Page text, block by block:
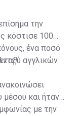
την
κόστισε 100
ένα ποσό
αγγλικών
και ήταν
με την